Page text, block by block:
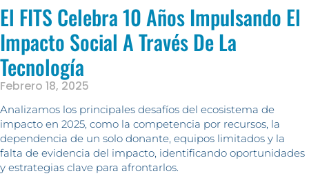
El FITS Celebra 10 Años Impulsando El
Impacto Social A Través De La
Tecnología
Febrero 18, 2025
Analizamos los principales desafíos del ecosistema de
impacto en 2025, como la competencia por recursos, la
dependencia de un solo donante, equipos limitados y la
falta de evidencia del impacto, identificando oportunidades
y estrategias clave para afrontarlos.